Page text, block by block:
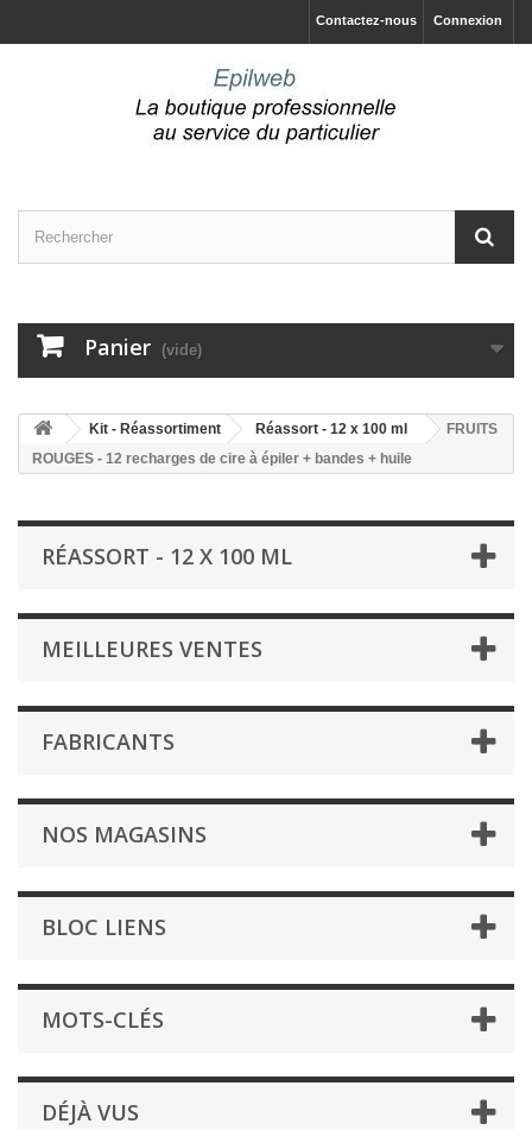
Connexion
Contactez-nous
Panier (vide)
Kit - Réassortiment Réassort - 12 x 100 ml
FRUITS
ROUGES - 12 recharges de cire à épiler + bandes + huile
RÉASSORT - 12 X 100 ML
MEILLEURES VENTES
FABRICANTS
NOS MAGASINS
BLOC LIENS
MOTS-CLÉS
DÉJÀ VUS